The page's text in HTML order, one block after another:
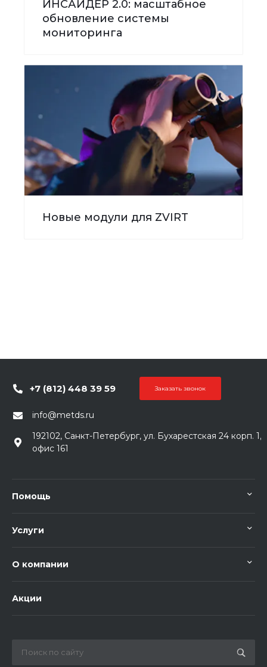
ИНСАЙДЕР 2.0: масштабное
обновление системы
мониторинга
Новые модули для ZVIRT
+7 (812) 448 39 59 Заказать звонок
info@metds.ru
192102, Санкт-Петербург, ул. Бухарестская 24 корп. 1,
офис 161
Помощь
Услуги
О компании
Акции